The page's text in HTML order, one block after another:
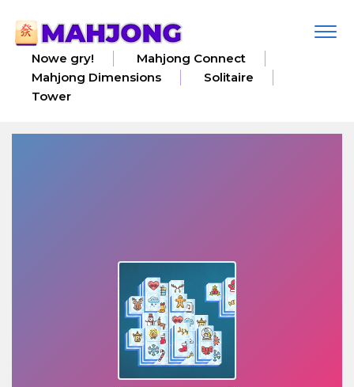
Nowe gry!
Mahjong Connect
Mahjong Dimensions
Solitaire
Tower